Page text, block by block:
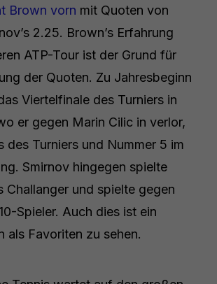
Brown vorn mit Quoten von
2.25. Brown’s Erfahrung
ATP-Tour ist der Grund für
der Quoten. Zu Jahresbeginn
Viertelfinale des Turniers in
er gegen Marin Cilic in verlor,
des Turniers und Nummer 5 im
Smirnov hingegen spielte
Challanger und spielte gegen
Spieler. Auch dies ist ein
als Favoriten zu sehen.